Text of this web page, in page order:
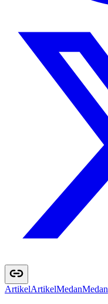
ArtikelArtikelMedanMedan